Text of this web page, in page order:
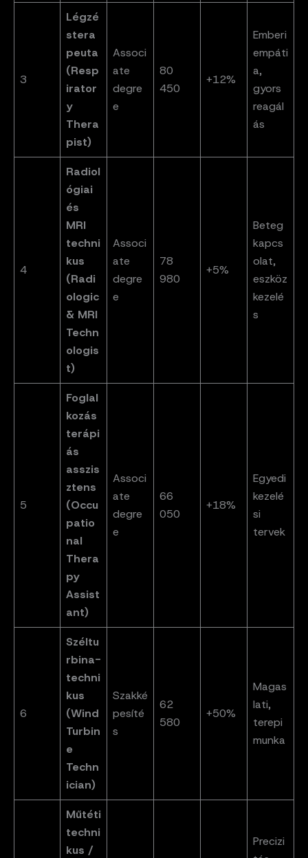
3
Légzé
stera
peuta
(Resp
irator
y
Thera
pist)
Associ
ate
degre
e
80
450
+12%
Emberi
empáti
a,
gyors
reagál
ás
4
Radiol
ógiai
és
MRI
techni
kus
(Radi
ologic
& MRI
Techn
ologis
t)
Associ
ate
degre
e
78
980
+5%
Beteg
kapcs
olat,
eszköz
kezelé
s
5
Foglal
kozás
terápi
ás
asszis
ztens
(Occu
patio
nal
Thera
py
Assist
ant)
Associ
ate
degre
e
66
050
+18%
Egyedi
kezelé
si
tervek
6
Széltu
rbina-
techni
kus
(Wind
Turbin
e
Techn
ician)
Szakké
pesíté
s
62
580
+50%
Magas
lati,
terepi
munka
Műtéti
techni
kus /
Precizi